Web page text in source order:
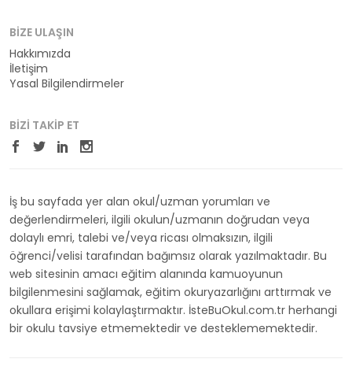
BIZE ULAŞIN
Hakkımızda
İletişim
Yasal Bilgilendirmeler
BIZI TAKIP ET
İş bu sayfada yer alan okul/uzman yorumları ve
değerlendirmeleri, ilgili okulun/uzmanın doğrudan veya
dolaylı emri, talebi ve/veya ricası olmaksızın, ilgili
öğrenci/velisi tarafından bağımsız olarak yazılmaktadır. Bu
web sitesinin amacı eğitim alanında kamuoyunun
bilgilenmesini sağlamak, eğitim okuryazarlığını arttırmak ve
okullara erişimi kolaylaştırmaktır. İsteBuOkul.com.tr herhangi
bir okulu tavsiye etmemektedir ve desteklememektedir.